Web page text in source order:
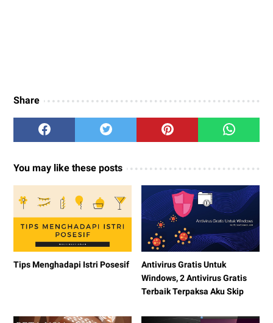
Share
You may like these posts
Tips Menghadapi Istri Posesif
Antivirus Gratis Untuk
Windows, 2 Antivirus Gratis
Terbaik Terpaksa Aku Skip